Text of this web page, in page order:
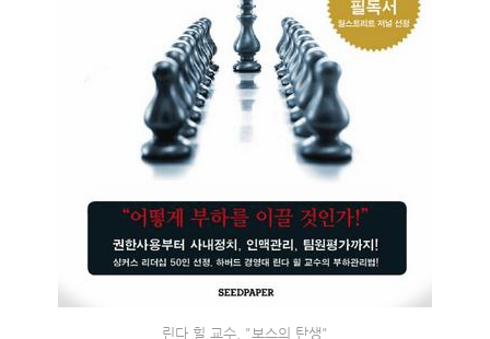
린다 힐 교수, "보스의 탄생"